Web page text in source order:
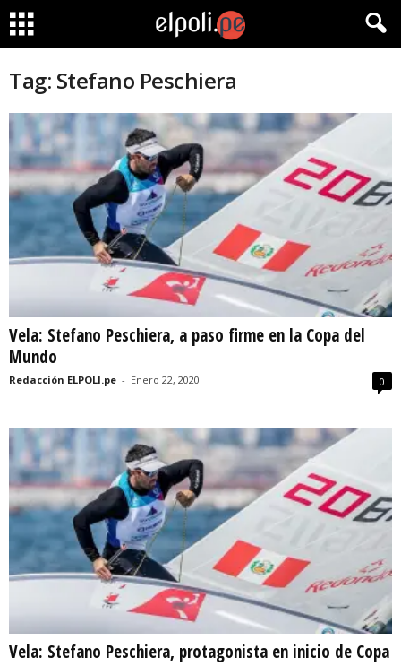
Tag: Stefano Peschiera
Vela: Stefano Peschiera, a paso firme en la Copa del
Mundo
Redacción ELPOLI.pe - Enero 22, 2020 0
Vela: Stefano Peschiera, protagonista en inicio de Copa